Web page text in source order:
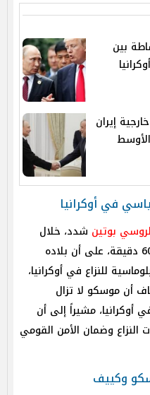
بين
إيران
في أوكرانيا
بوتين شدد، خلال
المكالمة التي استمرت لأكثر من 60 دقيقة، على أن بلاده
للنزاع في أوكرانيا،
أن موسكو لا تزال
أوكرانيا، مشيراً إلى أن
النزاع وضمان الأمن القومي
وكييف